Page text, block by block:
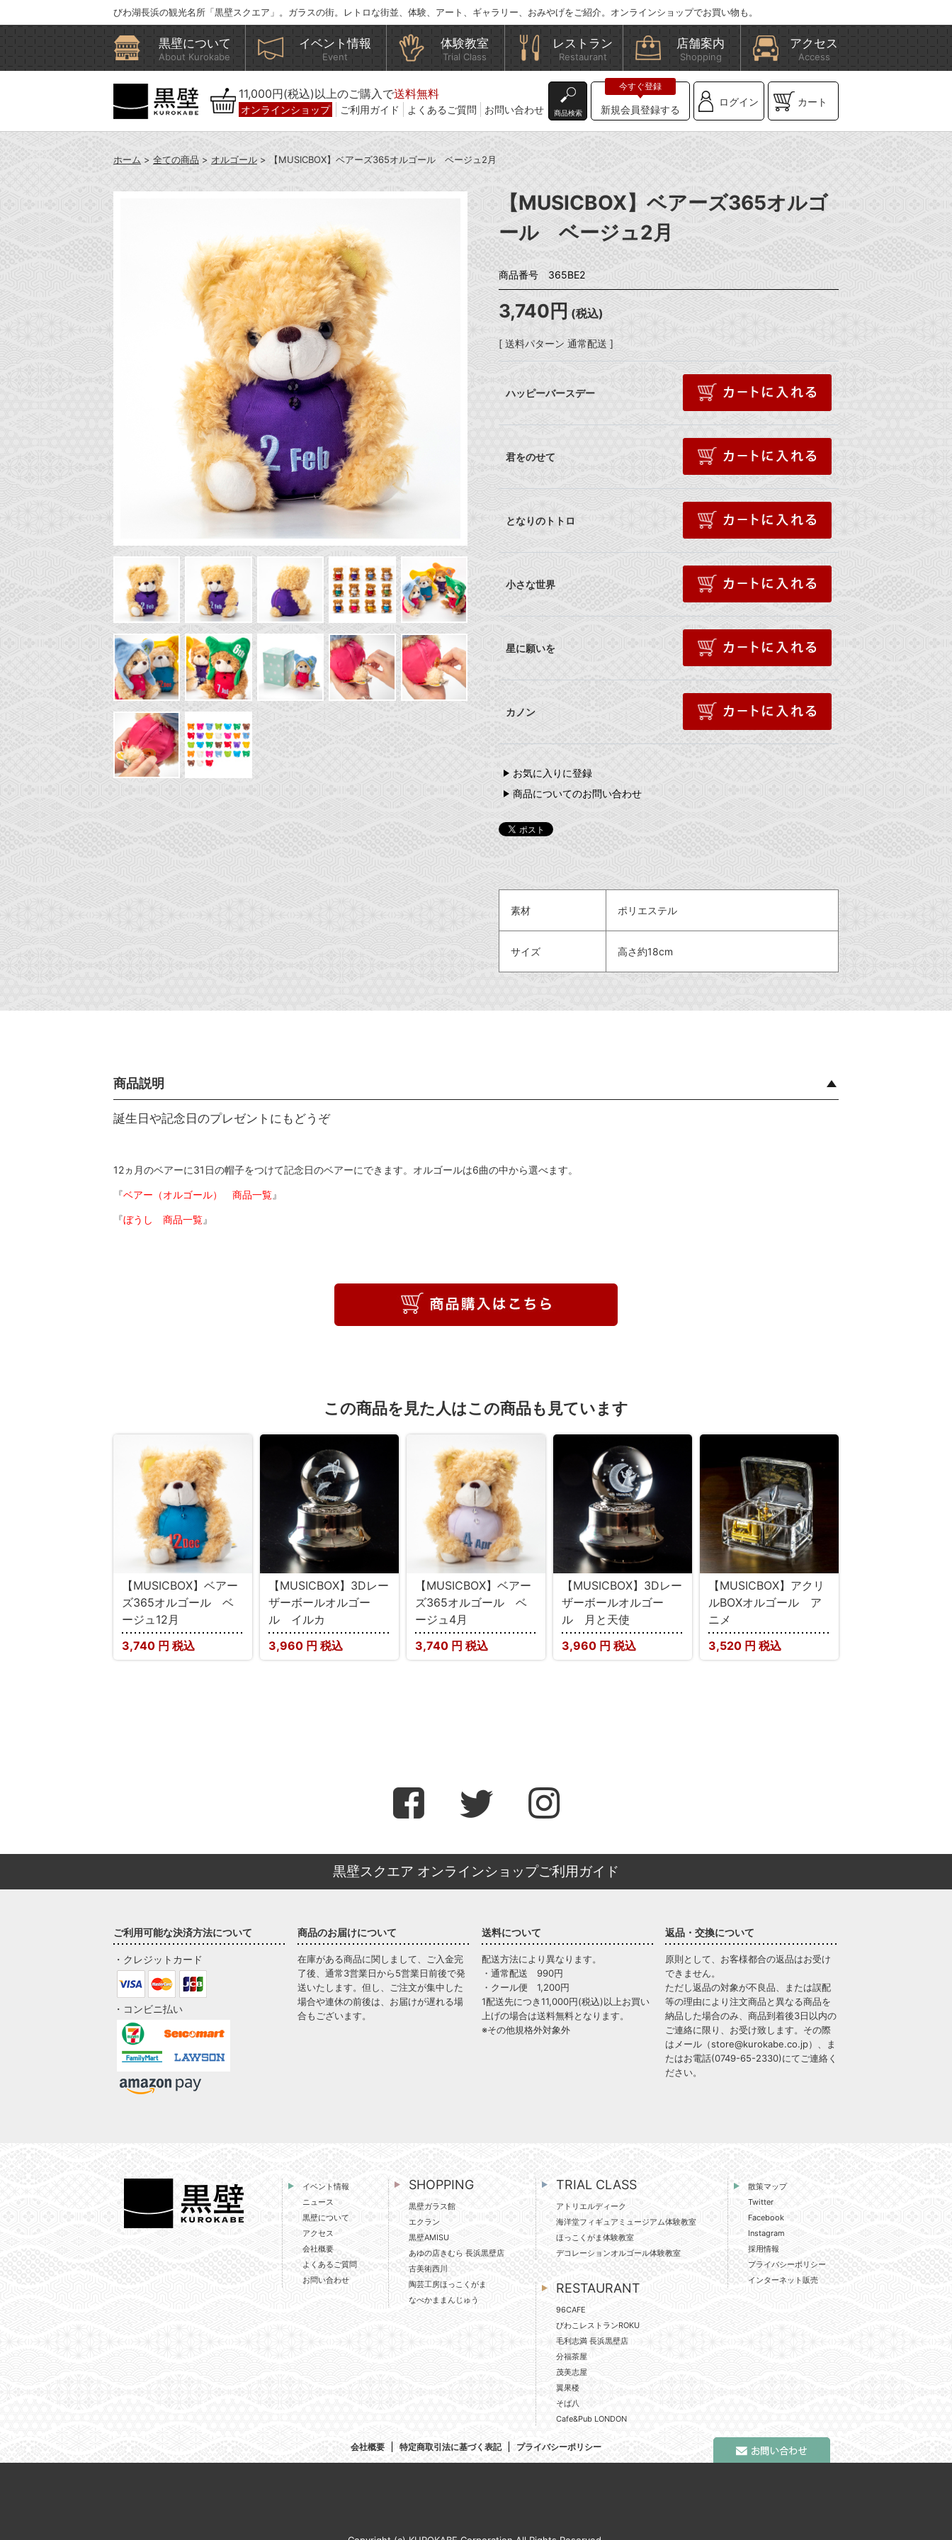
びわ湖長浜の観光名所「黒壁スクエア」。ガラスの街。レトロな街並、体験、アート、ギャラリー、おみやげをご紹介。オンラインショップでお買い物も。
黒壁について
About Kurokabe
イベント情報
Event
体験教室
Trial Class
レストラン
Restaurant
店舗案内
Shopping
アクセス
Access
11,000円(税込)以上のご購入で送料無料
オンラインショップ ご利用ガイド よくあるご質問 お問い合わせ 商品検索 新規会員登録する
ログイン カート
ホーム > 全ての商品 > オルゴール > 【MUSICBOX】ベアーズ365オルゴール ベージュ2月
【MUSICBOX】ベアーズ365オルゴ
ール ベージュ2月
商品番号 365BE2
3,740円 (税込)
[ 送料パターン 通常配送 ]
ハッピーバースデー
君をのせて
となりのトトロ
小さな世界
星に願いを
カノン
お気に入りに登録
商品についてのお問い合わせ
素材 ポリエステル
サイズ 高さ約18cm
商品説明
誕生日や記念日のプレゼントにもどうぞ
12ヵ月のベアーに31日の帽子をつけて記念日のベアーにできます。オルゴールは6曲の中から選べます。
『ベアー（オルゴール） 商品一覧』
『ぼうし 商品一覧』
この商品を見た人はこの商品も見ています
【MUSICBOX】ベアー
ズ365オルゴール ベ
ージュ12月
3,740 円 税込
【MUSICBOX】3Dレー
ザーボールオルゴー
ル イルカ
3,960 円 税込
【MUSICBOX】ベアー
ズ365オルゴール ベ
ージュ4月
3,740 円 税込
【MUSICBOX】3Dレー
ザーボールオルゴー
ル 月と天使
3,960 円 税込
【MUSICBOX】アクリ
ルBOXオルゴール ア
ニメ
3,520 円 税込
黒壁スクエア オンラインショップご利用ガイド
ご利用可能な決済方法について
・クレジットカード
・コンビニ払い
商品のお届けについて
在庫がある商品に関しまして、ご入金完
了後、通常3営業日から5営業日前後で発
送いたします。但し、ご注文が集中した
場合や連休の前後は、お届けが遅れる場
合もございます。
送料について
配送方法により異なります。
・通常配送 990円
・クール便 1,200円
1配送先につき11,000円(税込)以上お買い
上げの場合は送料無料となります。
※その他規格外対象外
返品・交換について
原則として、お客様都合の返品はお受け
できません。
ただし返品の対象が不良品、または誤配
等の理由により注文商品と異なる商品を
納品した場合のみ、商品到着後3日以内の
ご連絡に限り、お受け致します。その際
はメール（store@kurokabe.co.jp）、ま
たはお電話(0749-65-2330)にてご連絡く
ださい。
イベント情報
ニュース
黒壁について
アクセス
会社概要
よくあるご質問
お問い合わせ
SHOPPING
黒壁ガラス館
エクラン
黒壁AMISU
あゆの店きむら 長浜黒壁店
古美術西川
陶芸工房ほっこくがま
なべかままんじゅう
TRIAL CLASS
アトリエルディーク
海洋堂フィギュアミュージアム体験教室
ほっこくがま体験教室
デコレーションオルゴール体験教室
RESTAURANT
96CAFE
びわこレストランROKU
毛利志満 長浜黒壁店
分福茶屋
茂美志屋
翼果楼
そば八
Cafe&Pub LONDON
散策マップ
Twitter
Facebook
Instagram
採用情報
プライバシーポリシー
インターネット販売
会社概要 特定商取引法に基づく表記 プライバシーポリシー